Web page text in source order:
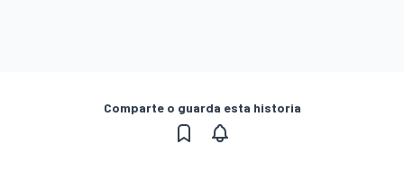
Comparte o guarda esta historia